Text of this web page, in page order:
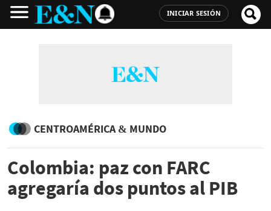
INICIAR SESIÓN
CENTROAMÉRICA & MUNDO
Colombia: paz con FARC
agregaría dos puntos al PIB